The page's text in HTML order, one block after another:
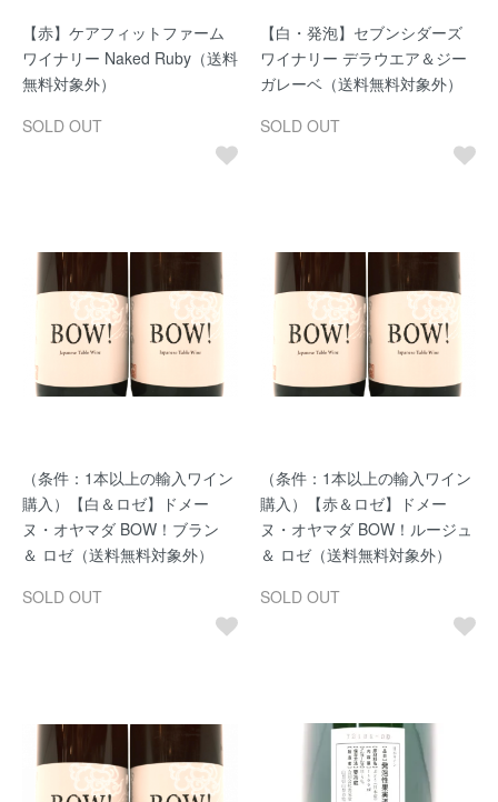
【赤】ケアフィットファーム
ワイナリー Naked Ruby（送料
無料対象外）
SOLD OUT
【白・発泡】セブンシダーズ
ワイナリー デラウエア＆ジー
ガレーベ（送料無料対象外）
SOLD OUT
（条件：1本以上の輸入ワイン
購入）【白＆ロゼ】ドメー
ヌ・オヤマダ BOW！ブラン
＆ ロゼ（送料無料対象外）
SOLD OUT
（条件：1本以上の輸入ワイン
購入）【赤＆ロゼ】ドメー
ヌ・オヤマダ BOW！ルージュ
＆ ロゼ（送料無料対象外）
SOLD OUT